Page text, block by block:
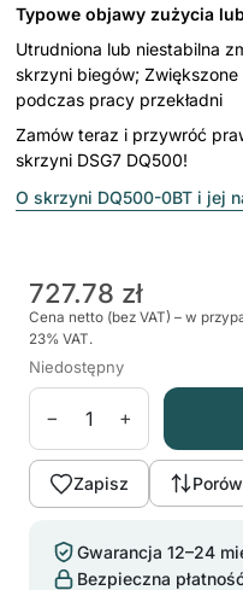
Typowe objawy zużycia
Utrudniona lub niestabilna
skrzyni biegów;
podczas pracy przekładni
Zamów teraz i przywróć
skrzyni DSG7 DQ500!
O skrzyni DQ500-0BT i jej
727.78 zł
Cena netto (bez VAT) – w
23% VAT.
Niedostępny
− +
Zapisz
Gwarancja 12–24
Bezpieczna